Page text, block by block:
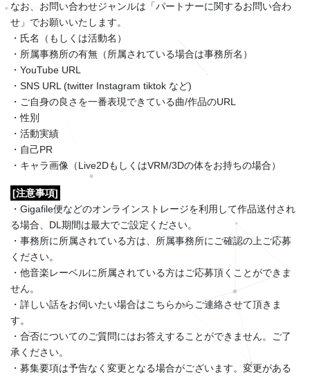
なお、お問い合わせジャンルは「パートナーに関するお問い合わ
せ」でお願いいたします。
・氏名（もしくは活動名）
・所属事務所の有無（所属されている場合は事務所名）
・YouTube URL
・SNS URL (twitter Instagram tiktok など)
・ご自身の良さを一番表現できている曲/作品のURL
・性別
・活動実績
・自己PR
・キャラ画像（Live2DもしくはVRM/3Dの体をお持ちの場合）
[注意事項]
・Gigafile便などのオンラインストレージを利用して作品送付され
る場合、DL期間は最大でご設定ください。
・事務所に所属されている方は、所属事務所にご確認の上ご応募
ください。
・他音楽レーベルに所属されている方はご応募頂くことができま
せん。
・詳しい話をお伺いたい場合はこちらからご連絡させて頂きま
す。
・合否についてのご質問にはお答えすることができません。ご了
承ください。
・募集要項は予告なく変更となる場合がございます。変更がある